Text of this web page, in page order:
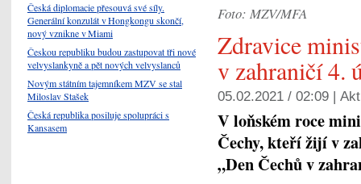
Foto: MZV/MFA
Zdravice
v zahraničí 4.
05.02.2021 / 02:09 |
V loňském roce
Čechy, kteří žijí v
„Den Čechů v
Česká diplomacie přesouvá své síly.
Generální konzulát v Hongkongu skončí,
nový vznikne v Miami
Českou republiku budou zastupovat tři nové
velvyslankyně a pět nových velvyslanců
Novým státním tajemníkem MZV se stal
Miloslav Stašek
Česká republika posiluje spolupráci s
Kansasem